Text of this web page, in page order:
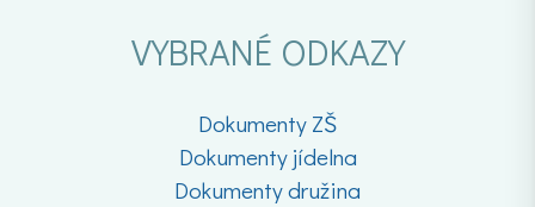
VYBRANÉ ODKAZY
Dokumenty ZŠ
Dokumenty jídelna
Dokumenty družina